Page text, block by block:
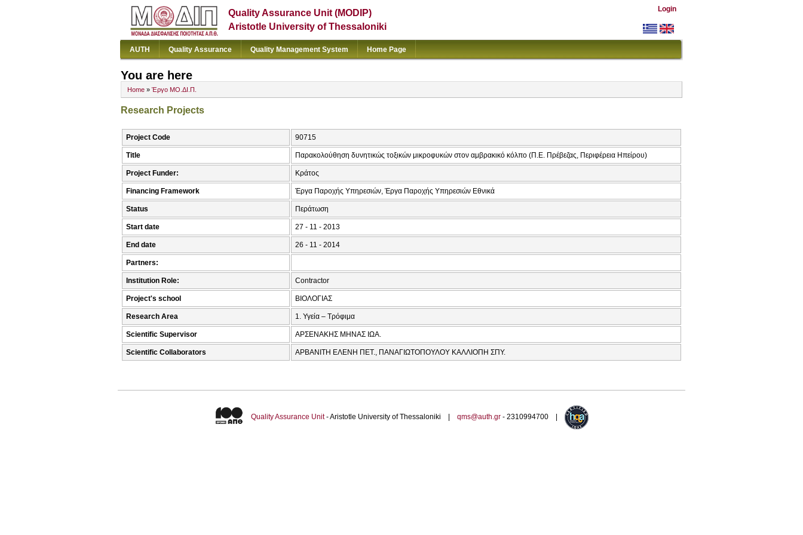
Quality Assurance Unit (MODIP)
Aristotle University of Thessaloniki
Login
AUTH Quality Assurance Quality Management System Home Page
You are here
Home » Έργο ΜΟ.ΔΙ.Π.
Research Projects
Project Code 90715
Title Παρακολούθηση δυνητικώς τοξικών μικροφυκών στον αμβρακικό κόλπο (Π.Ε. Πρέβεζας, Περιφέρεια Ηπείρου)
Project Funder: Κράτος
Financing Framework Έργα Παροχής Υπηρεσιών, Έργα Παροχής Υπηρεσιών Εθνικά
Status Περάτωση
Start date 27 - 11 - 2013
End date 26 - 11 - 2014
Partners:
Institution Role: Contractor
Project's school ΒΙΟΛΟΓΙΑΣ
Research Area 1. Υγεία – Τρόφιμα
Scientific Supervisor ΑΡΣΕΝΑΚΗΣ ΜΗΝΑΣ ΙΩΑ.
Scientific Collaborators ΑΡΒΑΝΙΤΗ ΕΛΕΝΗ ΠΕΤ., ΠΑΝΑΓΙΩΤΟΠΟΥΛΟΥ ΚΑΛΛΙΟΠΗ ΣΠΥ.
Quality Assurance Unit- Aristotle University of Thessaloniki | qms@auth.gr- 2310994700 |